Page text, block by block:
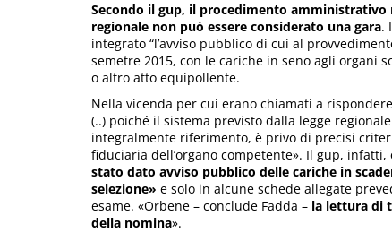
Secondo il gup, il procedimento
regionale non può essere considerato una gara.
integrato “l’avviso pubblico di cui al
semetre 2015, con le cariche in seno agli organi
o altro atto equipollente.
Nella vicenda per cui erano chiamati a
(..) poiché il sistema previsto dalla legge
integralmente riferimento, è privo di precisi
fiduciaria dell’organo competente». Il gup, infatti,
stato dato avviso pubblico delle cariche in
selezione» e solo in alcune schede allegate
esame. «Orbene – conclude Fadda – la lettura di
della nomina».